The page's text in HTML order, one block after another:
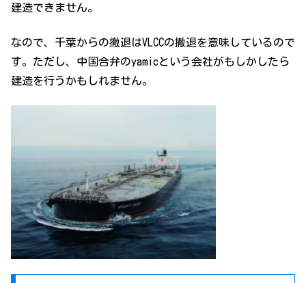
建造できません。
なので、千葉からの撤退はVLCCの撤退を意味しているので
す。ただし、中国合弁のyamicという会社がもしかしたら
建造を行うかもしれません。